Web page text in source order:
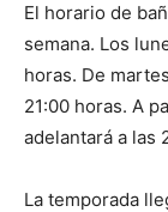
El horario de
semana. Los
horas. De
21:00 horas. A
adelantará a las
La temporada